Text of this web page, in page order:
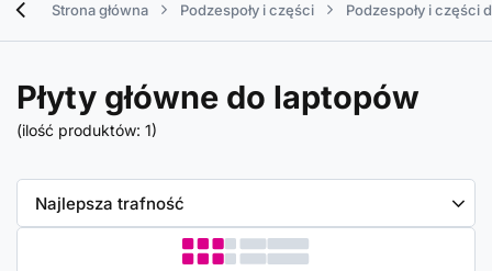
Strona główna Podzespoły i części Podzespoły i części
Płyty główne do laptopów
(ilość produktów: 1)
Zmień sortowanie
Najlepsza trafność